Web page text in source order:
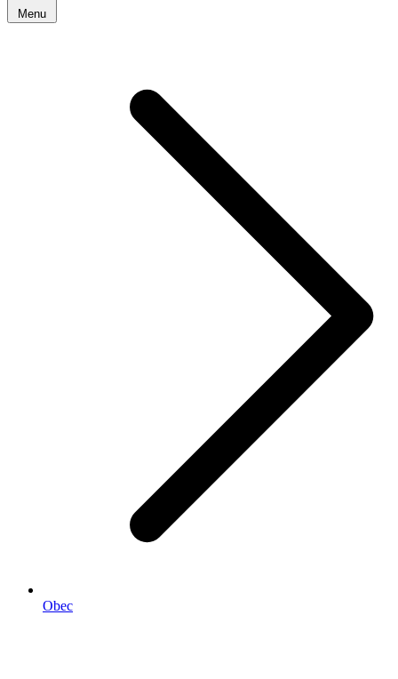
Menu
Obec